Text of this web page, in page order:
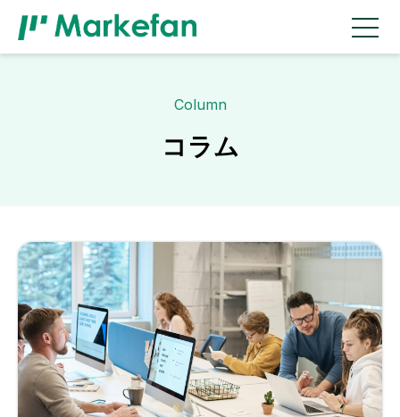
Column
コラム